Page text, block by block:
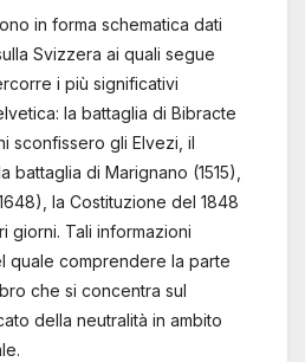
in forma schematica dati
Svizzera ai quali segue
i più significativi
la battaglia di Bibracte
sconfissero gli Elvezi, il
battaglia di Marignano (1515),
la Costituzione del 1848
giorni. Tali informazioni
quale comprendere la parte
che si concentra sul
della neutralità in ambito